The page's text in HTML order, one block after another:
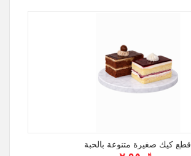
قطع كيك صغيرة متنوعة بالحبة